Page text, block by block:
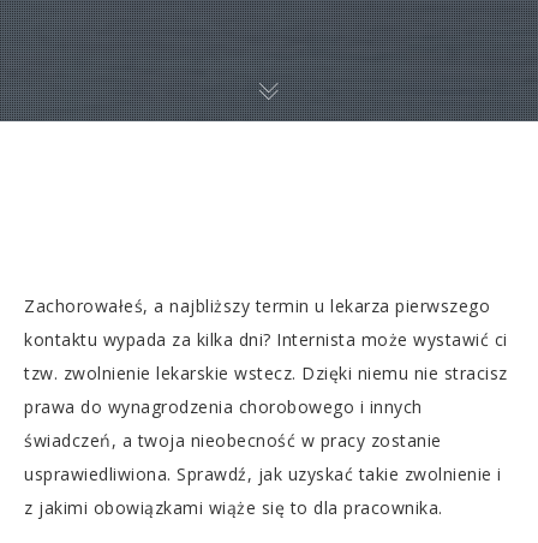
Zachorowałeś, a najbliższy termin u lekarza pierwszego
kontaktu wypada za kilka dni? Internista może wystawić ci
tzw. zwolnienie lekarskie wstecz. Dzięki niemu nie stracisz
prawa do wynagrodzenia chorobowego i innych
świadczeń, a twoja nieobecność w pracy zostanie
usprawiedliwiona. Sprawdź, jak uzyskać takie zwolnienie i
z jakimi obowiązkami wiąże się to dla pracownika.